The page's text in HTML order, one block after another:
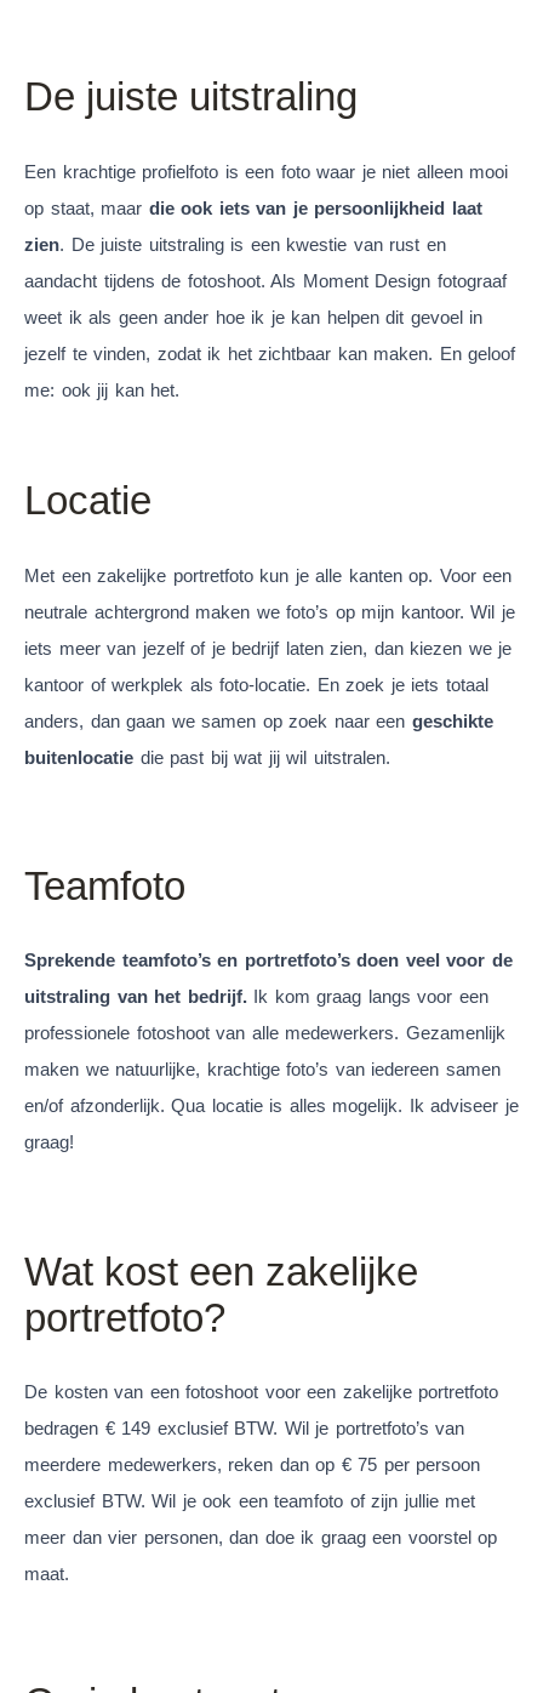
De juiste uitstraling
Een krachtige profielfoto is een foto waar je niet alleen mooi
op staat, maar die ook iets van je persoonlijkheid laat
zien. De juiste uitstraling is een kwestie van rust en
aandacht tijdens de fotoshoot. Als Moment Design fotograaf
weet ik als geen ander hoe ik je kan helpen dit gevoel in
jezelf te vinden, zodat ik het zichtbaar kan maken. En geloof
me: ook jij kan het.
Locatie
Met een zakelijke portretfoto kun je alle kanten op. Voor een
neutrale achtergrond maken we foto’s op mijn kantoor. Wil je
iets meer van jezelf of je bedrijf laten zien, dan kiezen we je
kantoor of werkplek als foto-locatie. En zoek je iets totaal
anders, dan gaan we samen op zoek naar een geschikte
buitenlocatie die past bij wat jij wil uitstralen.
Teamfoto
Sprekende teamfoto’s en portretfoto’s doen veel voor de
uitstraling van het bedrijf.Ik kom graag langs voor een
professionele fotoshoot van alle medewerkers. Gezamenlijk
maken we natuurlijke, krachtige foto’s van iedereen samen
en/of afzonderlijk. Qua locatie is alles mogelijk. Ik adviseer je
graag!
Wat kost een zakelijke
portretfoto?
De kosten van een fotoshoot voor een zakelijke portretfoto
bedragen € 149 exclusief BTW. Wil je portretfoto’s van
meerdere medewerkers, reken dan op € 75 per persoon
exclusief BTW. Wil je ook een teamfoto of zijn jullie met
meer dan vier personen, dan doe ik graag een voorstel op
maat.